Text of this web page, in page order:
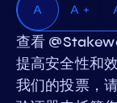
A A +
查看
提高安全性和
我们的投票，